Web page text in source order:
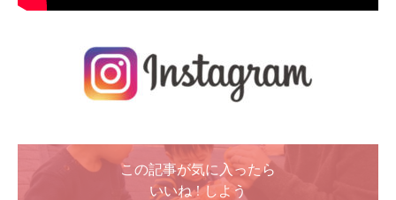
この記事が気に入ったら
いいね ! しよう